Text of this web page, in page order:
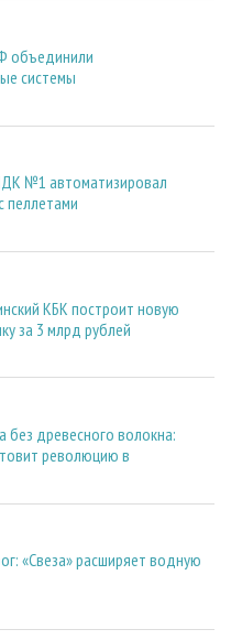
объединили
системы
№1 автоматизировал
пеллетами
КБК построит новую
за 3 млрд рублей
без древесного волокна:
революцию в
«Свеза» расширяет водную